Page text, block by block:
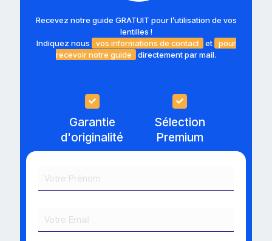
Recevez notre guide GRATUIT pour l’utilisation de vos
lentilles !
Indiquez nous
vos informations de contact et
pour
recevoir notre guide
directement par mail.
Garantie
d'originalité
Sélection
Premium